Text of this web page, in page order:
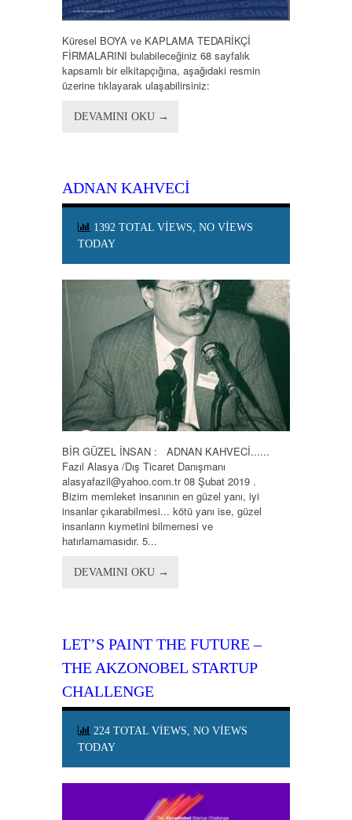
Küresel BOYA ve KAPLAMA TEDARİKÇİ
FİRMALARINI bulabileceğiniz 68 sayfalık
kapsamlı bir elkitapçığına, aşağıdaki resmin
üzerine tıklayarak ulaşabilirsiniz:
DEVAMINI OKU →
ADNAN KAHVECİ
1392 TOTAL VIEWS, NO VIEWS
TODAY
BİR GÜZEL İNSAN : ADNAN KAHVECİ......
Fazıl Alasya /Dış Ticaret Danışmanı
alasyafazil@yahoo.com.tr 08 Şubat 2019 .
Bizim memleket insanının en güzel yanı, iyi
insanlar çıkarabilmesi... kötü yanı ise, güzel
insanların kıymetini bilmemesi ve
hatırlamamasıdır. 5...
DEVAMINI OKU →
LET’S PAINT THE FUTURE –
THE AKZONOBEL STARTUP
CHALLENGE
224 TOTAL VIEWS, NO VIEWS
TODAY